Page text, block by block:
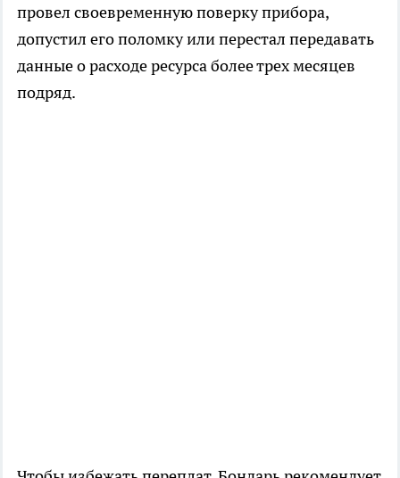
провел своевременную поверку прибора,
допустил его поломку или перестал передавать
данные о расходе ресурса более трех месяцев
подряд.